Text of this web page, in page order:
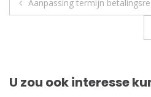
Aanpassing termijn
U zou ook interesse